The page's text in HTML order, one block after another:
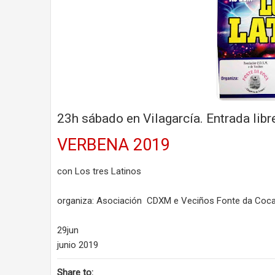
23h sábado en Vilagarcía. Entrada
VERBENA 2019
con Los tres Latinos
organiza: Asociación CDXM e Veciños Fonte da
29jun
junio 2019
Share to: